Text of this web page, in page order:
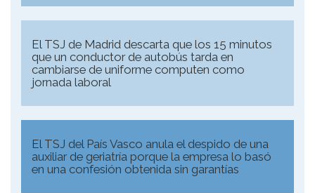
El TSJ de Madrid descarta que los 15 minutos
que un conductor de autobús tarda en
cambiarse de uniforme computen como
jornada laboral
El TSJ del País Vasco anula el despido de una
auxiliar de geriatría porque la empresa lo basó
en una confesión obtenida sin garantías